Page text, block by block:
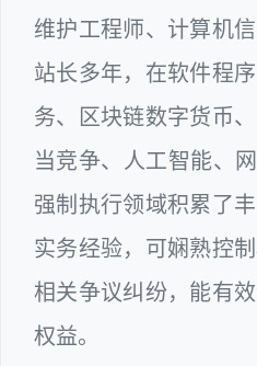
维护工程师、计算机
站长多年，在软件程
务、区块链数字货币
当竞争、人工智能、
强制执行领域积累了
实务经验，可娴熟控
相关争议纠纷，能有
权益。